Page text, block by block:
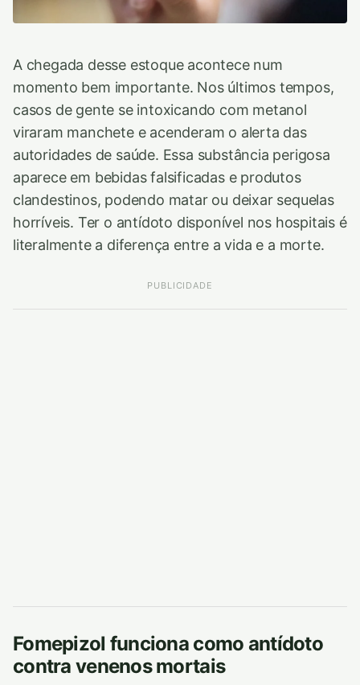
A chegada desse estoque acontece num
momento bem importante. Nos últimos tempos,
casos de gente se intoxicando com metanol
viraram manchete e acenderam o alerta das
autoridades de saúde. Essa substância perigosa
aparece em bebidas falsificadas e produtos
clandestinos, podendo matar ou deixar sequelas
horríveis. Ter o antídoto disponível nos hospitais é
literalmente a diferença entre a vida e a morte.
PUBLICIDADE
Fomepizol funciona como antídoto
contra venenos mortais